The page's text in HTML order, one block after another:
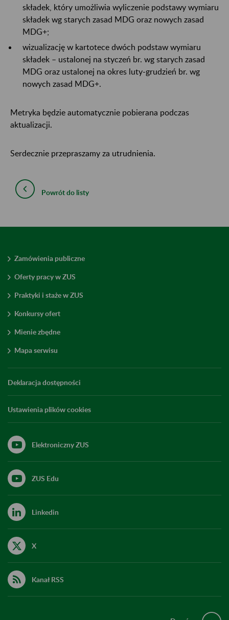
składek, który umożliwia wyliczenie podstawy wymiaru
składek wg starych zasad MDG oraz nowych zasad
MDG+;
wizualizację w kartotece dwóch podstaw wymiaru
składek – ustalonej na styczeń br. wg starych zasad
MDG oraz ustalonej na okres luty-grudzień br. wg
nowych zasad MDG+.
Metryka będzie automatycznie pobierana podczas
aktualizacji.
Serdecznie przepraszamy za utrudnienia.
Powrót do listy
Zamówienia publiczne
Oferty pracy w ZUS
Praktyki i staże w ZUS
Konkursy ofert
Mienie zbędne
Mapa serwisu
Deklaracja dostępności
Ustawienia plików cookies
Elektroniczny ZUS
ZUS Edu
Linkedin
X
Kanał RSS